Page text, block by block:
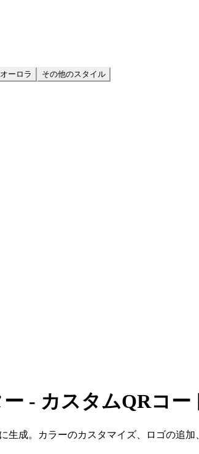
オーロラ その他のスタイル
- カスタムQRコ
成。カラーのカスタマイズ、ロゴの追